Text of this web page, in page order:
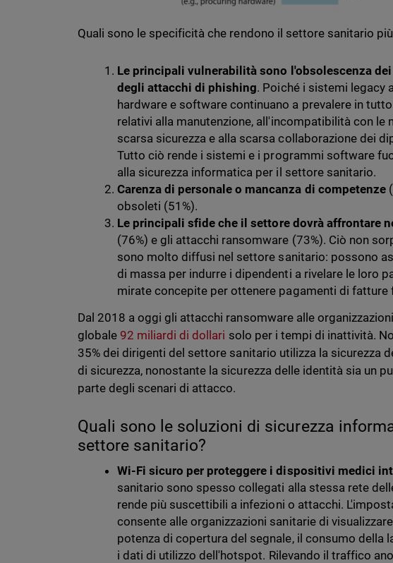
Quali sono le specificità che rendono il settore sanitario
Le principali vulnerabilità sono l'obsolescenza
degli attacchi di phishing. Poiché i sistemi legacy
hardware e software continuano a prevalere in
relativi alla manutenzione, all'incompatibilità con le
scarsa sicurezza e alla scarsa collaborazione dei
Tutto ciò rende i sistemi e i programmi software
alla sicurezza informatica per il settore sanitario.
Carenza di personale o mancanza di competenze
obsoleti (51%).
Le principali sfide che il settore dovrà affrontare
(76%) e gli attacchi ransomware (73%). Ciò non
sono molto diffusi nel settore sanitario: possono
di massa per indurre i dipendenti a rivelare le loro
mirate concepite per ottenere pagamenti di fatture
Dal 2018 a oggi gli attacchi ransomware alle
globale 92 miliardi di dollari solo per i tempi di inattività.
35% dei dirigenti del settore sanitario utilizza la sicurezza
di sicurezza, nonostante la sicurezza delle identità sia un
parte degli scenari di attacco.
Quali sono le soluzioni di sicurezza
settore sanitario?
Wi-Fi sicuro per proteggere i dispositivi medici
sanitario sono spesso collegati alla stessa rete
rende più suscettibili a infezioni o attacchi.
consente alle organizzazioni sanitarie di
potenza di copertura del segnale, il consumo della
i dati di utilizzo dell'hotspot. Rilevando il traffico